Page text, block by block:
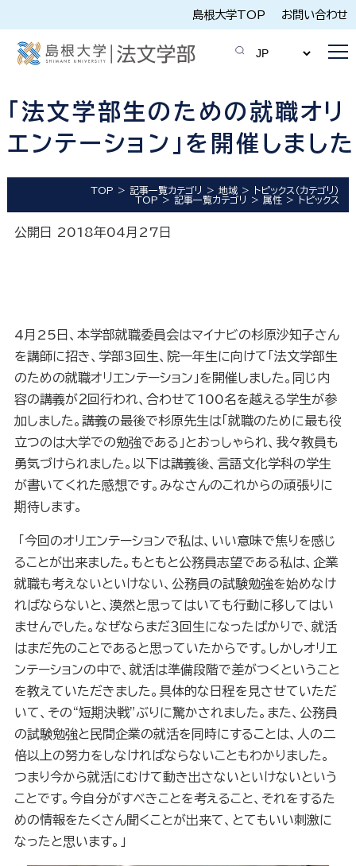
島根大学TOP お問い合わせ
「法文学部生のための就職オリ
エンテーション」を開催しました
TOP 記事一覧カテゴリ 地域
トピックス（カテゴリ）
TOP
記事一覧カテゴリ 属性 トピックス
公開日 2018年04月27日
4月 25 日、本学部就職委員会はマイナビの杉原沙知子さん
を講師に招き、学部3 回生、院一年生に向けて「法文学部生
のための就職オリエンテーション」を開催しました。同じ内
容の講義が２回行われ、合わせて100名を越える学生が参
加しました。講義の最後で杉原先生は「就職のために最も役
立つのは大学での勉強である」とおっしゃられ、我々教員も
勇気づけられました。以下は講義後、言語文化学科の学生
が書いてくれた感想です。みなさんのこれからの頑張りに
期待します。
「今回のオリエンテーションで私は、いい意味で焦りを感じ
ることが出来ました。もともと公務員志望である私は、企業
就職も考えないといけない、公務員の試験勉強を始めなけ
ればならないと、漠然と思ってはいても行動に移してはい
ませんでした。なぜならまだ３回生になったばかりで、就活
はまだ先のことであると思っていたからです。しかしオリエ
ンテーションの中で、就活は準備段階で差がつくということ
を教えていただきました。具体的な日程を見させていただ
いて、その“短期決戦”ぶりに驚かされました。また、公務員
の試験勉強と民間企業の就活を同時にすることは、人の二
倍以上の努力をしなければならないこともわかりました。
つまり今から就活にむけて動き出さないといけないという
ことです。今自分がすべきことを考えること、それをするた
めの情報をたくさん聞くことが出来て、とてもいい刺激に
なったと思います。」